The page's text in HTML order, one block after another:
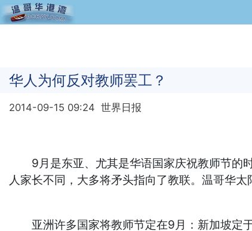
华人为何反对教师罢工？
2014-09-15 09:24 世界日报
9月是东亚、尤其是华语国家庆祝教师节的时
人家长不同，大多将矛头指向了教联。温哥华
亚洲许多国家将教师节定在9月：新加坡定于